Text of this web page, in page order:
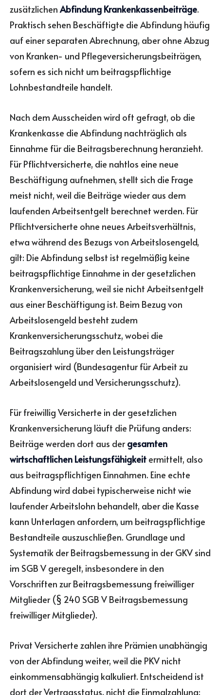
zusätzlichen Abfindung Krankenkassenbeiträge.
Praktisch sehen Beschäftigte die Abfindung häufig
auf einer separaten Abrechnung, aber ohne Abzug
von Kranken- und Pflegeversicherungsbeiträgen,
sofern es sich nicht um beitragspflichtige
Lohnbestandteile handelt.
Nach dem Ausscheiden wird oft gefragt, ob die
Krankenkasse die Abfindung nachträglich als
Einnahme für die Beitragsberechnung heranzieht.
Für Pflichtversicherte, die nahtlos eine neue
Beschäftigung aufnehmen, stellt sich die Frage
meist nicht, weil die Beiträge wieder aus dem
laufenden Arbeitsentgelt berechnet werden. Für
Pflichtversicherte ohne neues Arbeitsverhältnis,
etwa während des Bezugs von Arbeitslosengeld,
gilt: Die Abfindung selbst ist regelmäßig keine
beitragspflichtige Einnahme in der gesetzlichen
Krankenversicherung, weil sie nicht Arbeitsentgelt
aus einer Beschäftigung ist. Beim Bezug von
Arbeitslosengeld besteht zudem
Krankenversicherungsschutz, wobei die
Beitragszahlung über den Leistungsträger
organisiert wird (Bundesagentur für Arbeit zu
Arbeitslosengeld und Versicherungsschutz).
Für freiwillig Versicherte in der gesetzlichen
Krankenversicherung läuft die Prüfung anders:
Beiträge werden dort aus dergesamten
wirtschaftlichen Leistungsfähigkeit ermittelt, also
aus beitragspflichtigen Einnahmen. Eine echte
Abfindung wird dabei typischerweise nicht wie
laufender Arbeitslohn behandelt, aber die Kasse
kann Unterlagen anfordern, um beitragspflichtige
Bestandteile auszuschließen. Grundlage und
Systematik der Beitragsbemessung in der GKV sind
im SGB V geregelt, insbesondere in den
Vorschriften zur Beitragsbemessung freiwilliger
Mitglieder (§ 240 SGB V Beitragsbemessung
freiwilliger Mitglieder).
Privat Versicherte zahlen ihre Prämien unabhängig
von der Abfindung weiter, weil die PKV nicht
einkommensabhängig kalkuliert. Entscheidend ist
dort der Vertragsstatus, nicht die Einmalzahlung;